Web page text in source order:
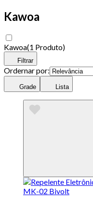
Kawoa
Kawoa(1 Produto)
Filtrar
Ordernar por:
Grade Lista